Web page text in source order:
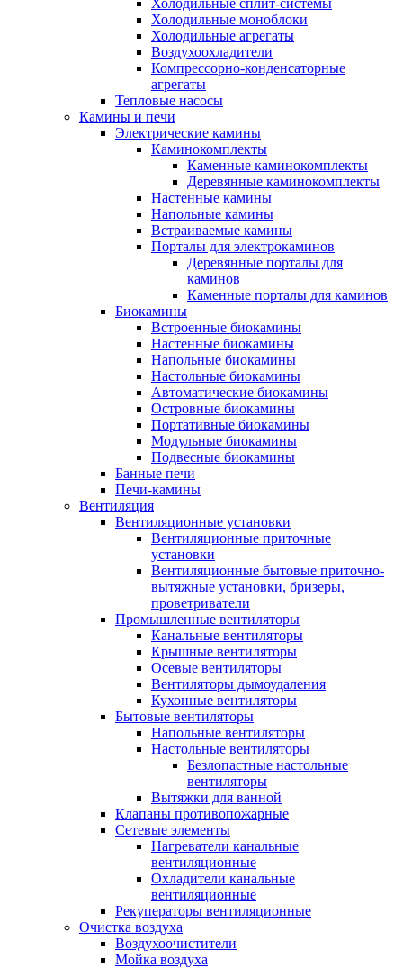
Холодильные моноблоки
Холодильные агрегаты
Воздухоохладители
Компрессорно-конденсаторные
агрегаты
Тепловые насосы
Камины и печи
Электрические камины
Каминокомплекты
Каменные каминокомплекты
Деревянные каминокомплекты
Настенные камины
Напольные камины
Встраиваемые камины
Порталы для электрокаминов
Деревянные порталы для
каминов
Каменные порталы для каминов
Биокамины
Встроенные биокамины
Настенные биокамины
Напольные биокамины
Настольные биокамины
Автоматические биокамины
Островные биокамины
Портативные биокамины
Модульные биокамины
Подвесные биокамины
Банные печи
Печи-камины
Вентиляция
Вентиляционные установки
Вентиляционные приточные
установки
Вентиляционные бытовые приточно-
вытяжные установки, бризеры,
проветриватели
Промышленные вентиляторы
Канальные вентиляторы
Крышные вентиляторы
Осевые вентиляторы
Вентиляторы дымоудаления
Кухонные вентиляторы
Бытовые вентиляторы
Напольные вентиляторы
Настольные вентиляторы
Безлопастные настольные
вентиляторы
Вытяжки для ванной
Клапаны противопожарные
Сетевые элементы
Нагреватели канальные
вентиляционные
Охладители канальные
вентиляционные
Рекуператоры вентиляционные
Очистка воздуха
Воздухоочистители
Мойка воздуха